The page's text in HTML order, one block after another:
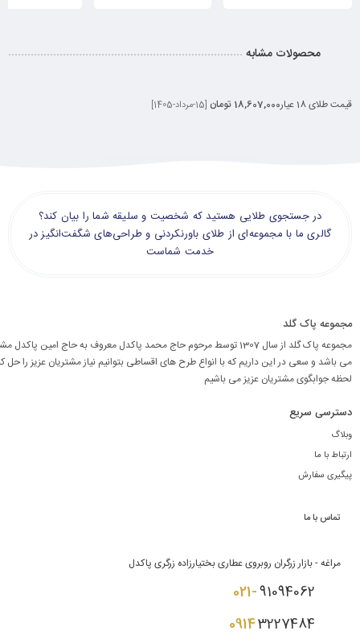
محصولات مشابه
قیمت طلای 18 عیار 18,607,000 تومان [15-مرداد-1405]
در جستجوی طلایی هستید که شخصیت و سلیقه شما را بیان کند؟
گالری ما با مجموعه‌ای از طلای باورنکردنی و طراحی‌های شگفت‌انگیز در
خدمت شماست
مجموعه پاک گلد
مجموعه پاک گلد از سال 1307 توسط مرحوم حاج محمد پاکدل معروف به حاج امین
می باشد و سعی در این داریم که با انواع طرح های اقساطی بتوانیم نیاز مشتریان عزیز را حل
لحظه جوابگوی مشتریان عزیز می باشیم
دسترسی سریع
وبلاگ
ارتباط با ما
پیگیری سفارش
تماس با ما
مراغه - بازار زرگران روبروی عطاری بختیارزاده زرگری پاکدل
021-91094062
09143227484